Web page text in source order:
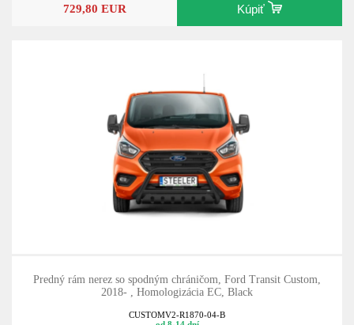
729,80 EUR Kúpiť
Predný rám nerez so spodným chráničom, Ford Transit Custom,
2018- , Homologizácia EC, Black
CUSTOMV2-R1870-04-B